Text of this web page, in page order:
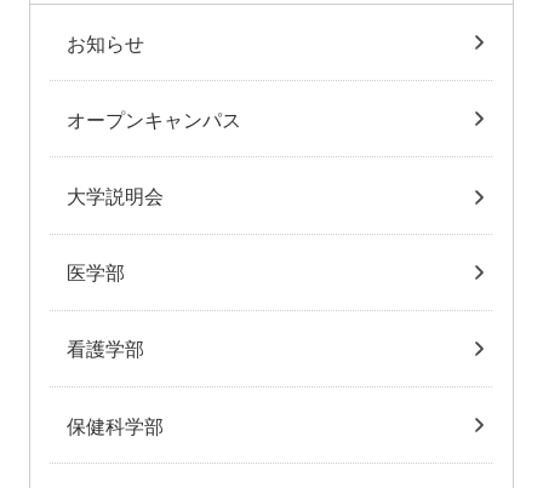
お知らせ
オープンキャンパス
大学説明会
医学部
看護学部
保健科学部